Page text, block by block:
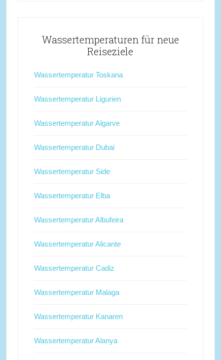
Wassertemperaturen für neue
Reiseziele
Wassertemperatur Toskana
Wassertemperatur Ligurien
Wassertemperatur Algarve
Wassertemperatur Dubai
Wassertemperatur Side
Wassertemperatur Elba
Wassertemperatur Albufeira
Wassertemperatur Alicante
Wassertemperatur Cadiz
Wassertemperatur Malaga
Wassertemperatur Kanaren
Wassertemperatur Alanya